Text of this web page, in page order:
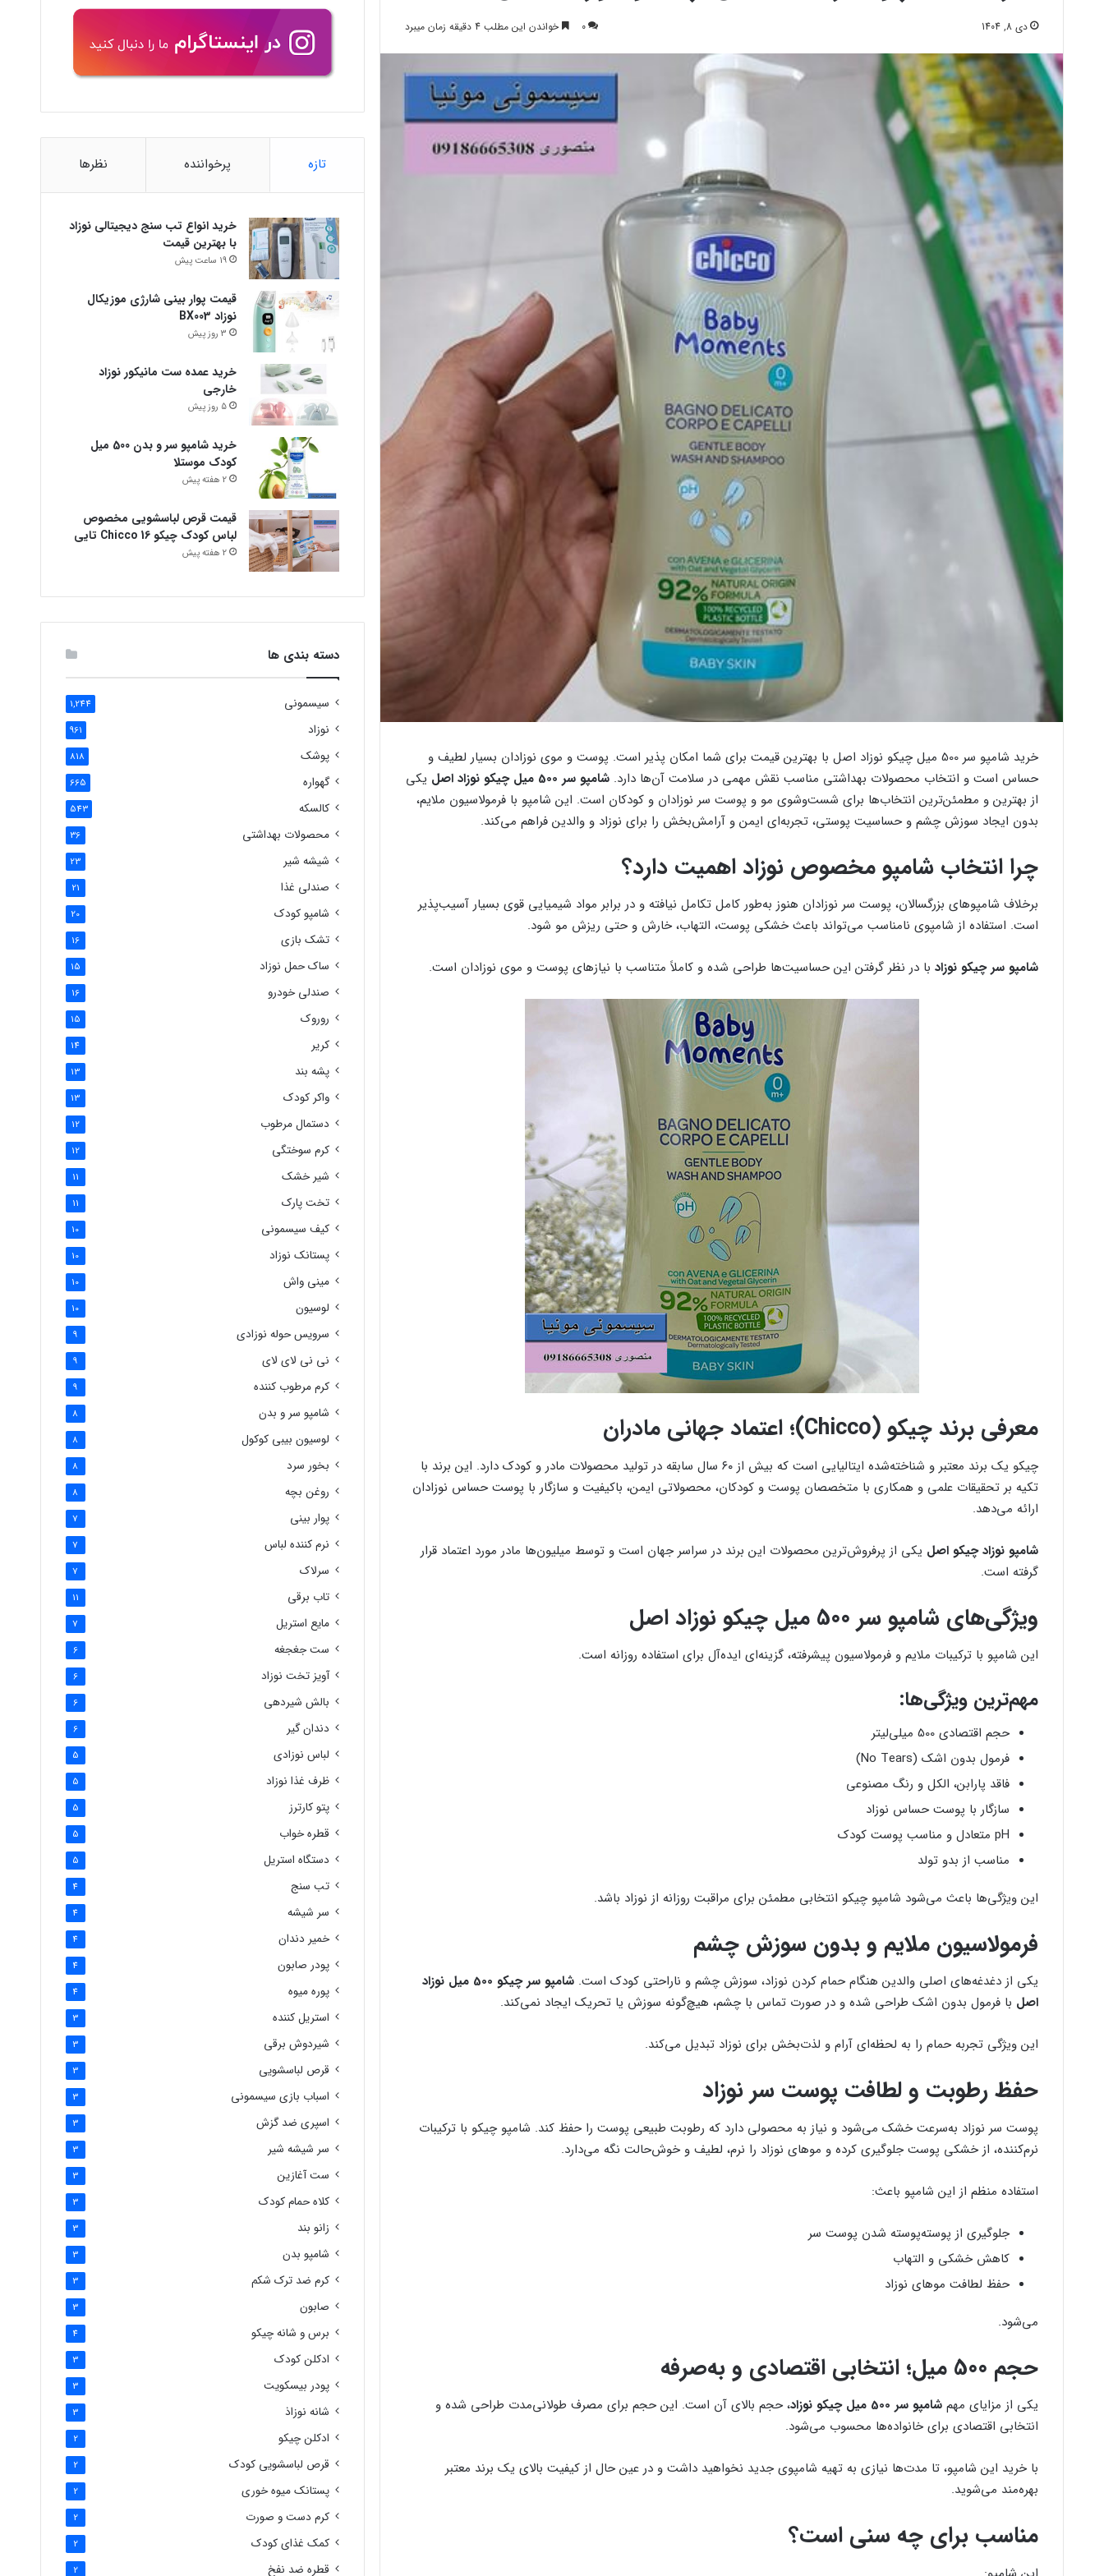
دی 8, 1404 0 خواندن این مطلب 4 دقیقه زمان میبرد
خرید شامپو سر 500 میل چیکو نوزاد اصل با بهترین قیمت برای شما امکان پذیر است. پوست و موی نوزادان بسیار لطیف و
حساس است و انتخاب محصولات بهداشتی مناسب نقش مهمی در سلامت آن‌ها دارد. شامپو سر 500 میل چیکو نوزاد اصل
یکی
از بهترین و مطمئن‌ترین انتخاب‌ها برای شست‌وشوی مو و پوست سر نوزادان و کودکان است. این شامپو با فرمولاسیون ملایم،
بدون ایجاد سوزش چشم و حساسیت پوستی، تجربه‌ای ایمن و آرامش‌بخش را برای نوزاد و والدین فراهم می‌کند.
چرا انتخاب شامپو مخصوص نوزاد اهمیت دارد؟
برخلاف شامپوهای بزرگسالان، پوست سر نوزادان هنوز به‌طور کامل تکامل نیافته و در برابر مواد شیمیایی قوی بسیار آسیب‌پذیر
است. استفاده از شامپوی نامناسب می‌تواند باعث خشکی پوست، التهاب، خارش و حتی ریزش مو شود.
شامپو سر چیکو نوزادبا در نظر گرفتن این حساسیت‌ها طراحی شده و کاملاً متناسب با نیازهای پوست و موی نوزادان است.
معرفی برند چیکو (Chicco)؛ اعتماد جهانی مادران
چیکو یک برند معتبر و شناخته‌شده ایتالیایی است که بیش از ۶۰ سال سابقه در تولید محصولات مادر و کودک دارد. این برند با
تکیه بر تحقیقات علمی و همکاری با متخصصان پوست و کودکان، محصولاتی ایمن، باکیفیت و سازگار با پوست حساس نوزادان
ارائه می‌دهد.
شامپو نوزاد چیکو اصل یکی از پرفروش‌ترین محصولات این برند در سراسر جهان است و توسط میلیون‌ها مادر مورد اعتماد قرار
گرفته است.
ویژگی‌های شامپو سر 500 میل چیکو نوزاد اصل
این شامپو با ترکیبات ملایم و فرمولاسیون پیشرفته، گزینه‌ای ایده‌آل برای استفاده روزانه است.
مهم‌ترین ویژگی‌ها:
حجم اقتصادی 500 میلی‌لیتر
فرمول بدون اشک (No Tears)
فاقد پارابن، الکل و رنگ مصنوعی
سازگار با پوست حساس نوزاد
pH متعادل و مناسب پوست کودک
مناسب از بدو تولد
این ویژگی‌ها باعث می‌شود شامپو چیکو انتخابی مطمئن برای مراقبت روزانه از نوزاد باشد.
فرمولاسیون ملایم و بدون سوزش چشم
یکی از دغدغه‌های اصلی والدین هنگام حمام کردن نوزاد، سوزش چشم و ناراحتی کودک است.
شامپو سر چیکو 500 میل نوزاد
اصل با فرمول بدون اشک طراحی شده و در صورت تماس با چشم، هیچ‌گونه سوزش یا تحریک ایجاد نمی‌کند.
این ویژگی تجربه حمام را به لحظه‌ای آرام و لذت‌بخش برای نوزاد تبدیل می‌کند.
حفظ رطوبت و لطافت پوست سر نوزاد
پوست سر نوزاد به‌سرعت خشک می‌شود و نیاز به محصولی دارد که رطوبت طبیعی پوست را حفظ کند. شامپو چیکو با ترکیبات
نرم‌کننده، از خشکی پوست جلوگیری کرده و موهای نوزاد را نرم، لطیف و خوش‌حالت نگه می‌دارد.
استفاده منظم از این شامپو باعث:
جلوگیری از پوسته‌پوسته شدن پوست سر
کاهش خشکی و التهاب
حفظ لطافت موهای نوزاد
می‌شود.
حجم 500 میل؛ انتخابی اقتصادی و به‌صرفه
یکی از مزایای مهم شامپو سر 500 میل چیکو نوزاد
، حجم بالای آن است. این حجم برای مصرف طولانی‌مدت طراحی شده و
انتخابی اقتصادی برای خانواده‌ها محسوب می‌شود.
با خرید این شامپو، تا مدت‌ها نیازی به تهیه شامپوی جدید نخواهید داشت و در عین حال از کیفیت بالای یک برند معتبر
بهره‌مند می‌شوید.
مناسب برای چه سنی است؟
تازه پرخواننده نظرها
خرید انواع تب سنج دیجیتالی نوزاد
با بهترین قیمت
19 ساعت پیش
قیمت پوار بینی شارژی موزیکال
نوزاد BX003
3 روز پیش
خرید عمده ست مانیکور نوزاد
خارجی
5 روز پیش
خرید شامپو سر و بدن 500 میل
کودک موستلا
2 هفته پیش
قیمت قرص لباسشویی مخصوص
لباس کودک چیکو Chicco 16 تایی
2 هفته پیش
دسته بندی ها
سیسمونی 1,244
نوزاد 961
پوشک 818
گهواره 665
کالسکه 543
محصولات بهداشتی 36
شیشه شیر 23
صندلی غذا 21
شامپو کودک 20
تشک بازی 16
ساک حمل نوزاد 15
صندلی خودرو 16
روروک 15
کریر 14
پشه بند 13
واکر کودک 13
دستمال مرطوب 12
کرم سوختگی 12
شیر خشک 11
تخت پارک 11
کیف سیسمونی 10
پستانک نوزاد 10
مینی واش 10
لوسیون 10
سرویس حوله نوزادی 9
نی نی لای لای 9
کرم مرطوب کننده 9
شامپو سر و بدن 8
لوسیون بیبی کوکول 8
بخور سرد 8
روغن بچه 8
پوار بینی 7
نرم کننده لباس 7
سرلاک 7
تاب برقی 11
مایع استریل 7
ست جغجغه 6
آویز تخت نوزاد 6
بالش شیردهی 6
دندان گیر 6
لباس نوزادی 5
ظرف غذا نوزاد 5
پتو کارترز 5
قطره خواب 5
دستگاه استریل 5
تب سنج 4
سر شیشه 4
خمیر دندان 4
پودر صابون 4
پوره میوه 4
استریل کننده 3
شیردوش برقی 3
قرص لباسشویی 3
اسباب بازی سیسمونی 3
اسپری ضد گزش 3
سر شیشه شیر 3
ست آغازین 3
کلاه حمام کودک 3
زانو بند 3
شامپو بدن 3
کرم ضد ترک شکم 3
صابون 3
برس و شانه چیکو 4
ادکلن کودک 3
پودر بیسکویت 3
شانه نوزاذ 3
ادکلن چیکو 2
قرص لباسشویی کودک 2
پستانک میوه خوری 2
کرم دست و صورت 2
کمک غذای کودک 2
قطره ضد نفخ 2